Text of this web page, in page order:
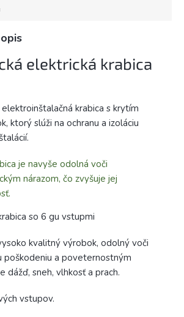
elektrická krabica
krabica s krytím
ktorý slúži na ochranu a izoláciu
je navyše odolná voči
nárazom, čo zvyšuje jej
so 6 gu vstupmi
kvalitný výrobok, odolný voči
poškodeniu a poveternostným
dážď, sneh, vlhkosť a prach.
vstupov.